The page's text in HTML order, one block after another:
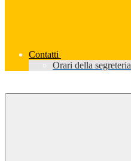
Contatti
Orari della segreteria